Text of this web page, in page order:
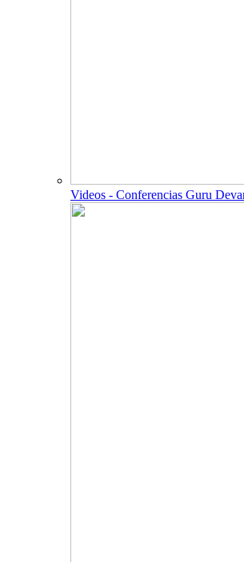
Videos - Conferencias Guru